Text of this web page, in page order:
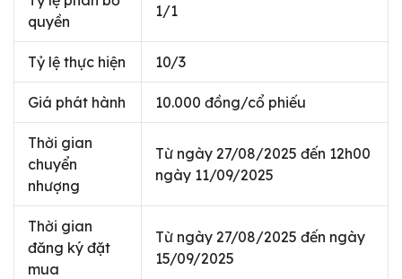
quyền
1/1
Tỷ lệ thực hiện 10/3
Giá phát hành 10.000 đồng/cổ phiếu
Thời gian
chuyển
nhượng
Từ ngày 27/08/2025 đến 12h00
ngày 11/09/2025
Thời gian
đăng ký đặt
mua
Từ ngày 27/08/2025 đến ngày
15/09/2025